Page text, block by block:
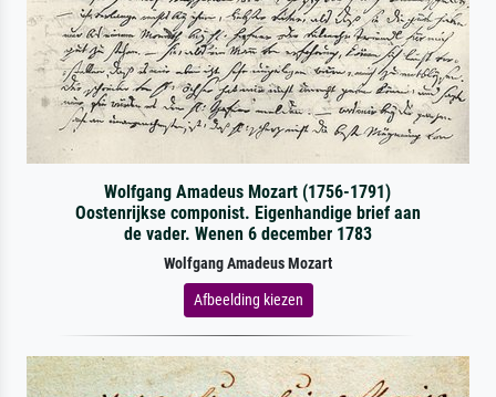
Wolfgang Amadeus Mozart (1756-1791)
Oostenrijkse componist. Eigenhandige brief aan
de vader. Wenen 6 december 1783
Wolfgang Amadeus Mozart
Afbeelding kiezen